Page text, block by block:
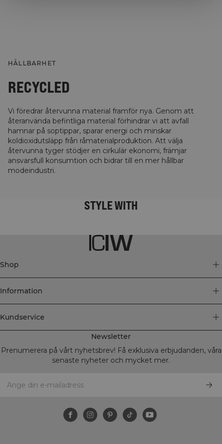
HÅLLBARHET
RECYCLED
Vi föredrar återvunna material framför nya. Genom att
återanvända befintliga material förhindrar vi att avfall
hamnar på soptippar, sparar energi och minskar
koldioxidutsläpp från råmaterialproduktion. Att välja
återvunna tyger stödjer en cirkulär ekonomi, främjar
ansvarsfull konsumtion och bidrar till en mer hållbar
modeindustri.
STYLE WITH
Shop
Information
Kundservice
Newsletter
Prenumerera på vårt nyhetsbrev! Få exklusiva erbjudanden, våra
senaste nyheter och mycket mer.